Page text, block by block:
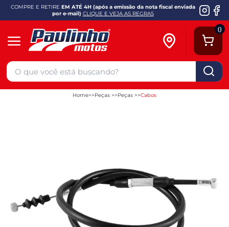
COMPRE E RETIRE EM ATÉ 4H (após a emissão da nota fiscal enviada
por e-mail) CLIQUE E VEJA AS REGRAS
0
Home Peças Peças Cabos